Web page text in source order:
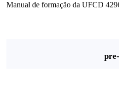
Manual de formação da UFCD